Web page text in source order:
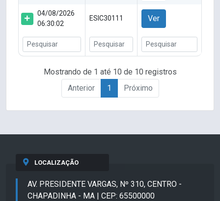
04/08/2026
06:30:02
ESIC30111 Ver
Mostrando de 1 até 10 de 10 registros
Anterior
1 Próximo
LOCALIZAÇÃO
AV. PRESIDENTE VARGAS, Nº 310, CENTRO -
CHAPADINHA - MA | CEP: 65500000